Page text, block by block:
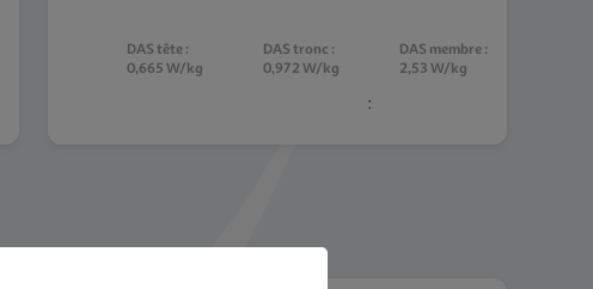
DAS tête :
0,665 W/kg
DAS tronc :
0,972 W/kg
DAS membre :
2,53 W/kg
: